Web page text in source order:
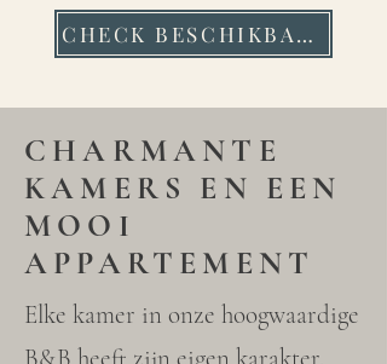
CHECK BESCHIKBAARHEID
CHARMANTE
KAMERS EN EEN
MOOI
APPARTEMENT
Elke kamer in onze hoogwaardige